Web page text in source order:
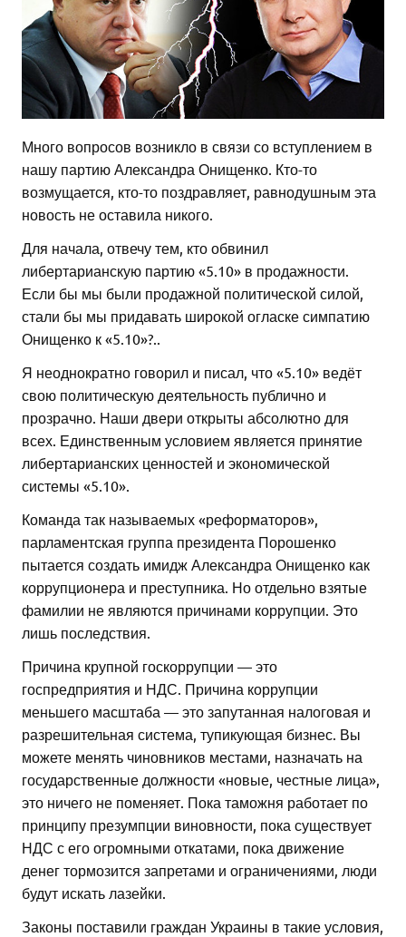
Много вопросов возникло в связи со вступлением в
нашу партию Александра Онищенко. Кто-то
возмущается, кто-то поздравляет, равнодушным эта
новость не оставила никого.
Для начала, отвечу тем, кто обвинил
либертарианскую партию «5.10» в продажности.
Если бы мы были продажной политической силой,
стали бы мы придавать широкой огласке симпатию
Онищенко к «5.10»?..
Я неоднократно говорил и писал, что «5.10» ведёт
свою политическую деятельность публично и
прозрачно. Наши двери открыты абсолютно для
всех. Единственным условием является принятие
либертарианских ценностей и экономической
системы «5.10».
Команда так называемых «реформаторов»,
парламентская группа президента Порошенко
пытается создать имидж Александра Онищенко как
коррупционера и преступника. Но отдельно взятые
фамилии не являются причинами коррупции. Это
лишь последствия.
Причина крупной госкоррупции — это
госпредприятия и НДС. Причина коррупции
меньшего масштаба — это запутанная налоговая и
разрешительная система, тупикующая бизнес. Вы
можете менять чиновников местами, назначать на
государственные должности «новые, честные лица»,
это ничего не поменяет. Пока таможня работает по
принципу презумпции виновности, пока существует
НДС с его огромными откатами, пока движение
денег тормозится запретами и ограничениями, люди
будут искать лазейки.
Законы поставили граждан Украины в такие условия,